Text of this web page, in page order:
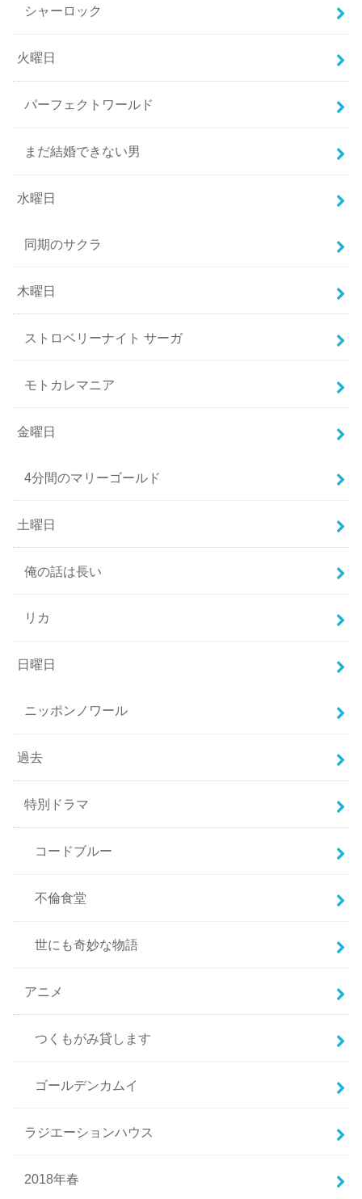
シャーロック
火曜日
パーフェクトワールド
まだ結婚できない男
水曜日
同期のサクラ
木曜日
ストロベリーナイト サーガ
モトカレマニア
金曜日
4分間のマリーゴールド
土曜日
俺の話は長い
リカ
日曜日
ニッポンノワール
過去
特別ドラマ
コードブルー
不倫食堂
世にも奇妙な物語
アニメ
つくもがみ貸します
ゴールデンカムイ
ラジエーションハウス
2018年春